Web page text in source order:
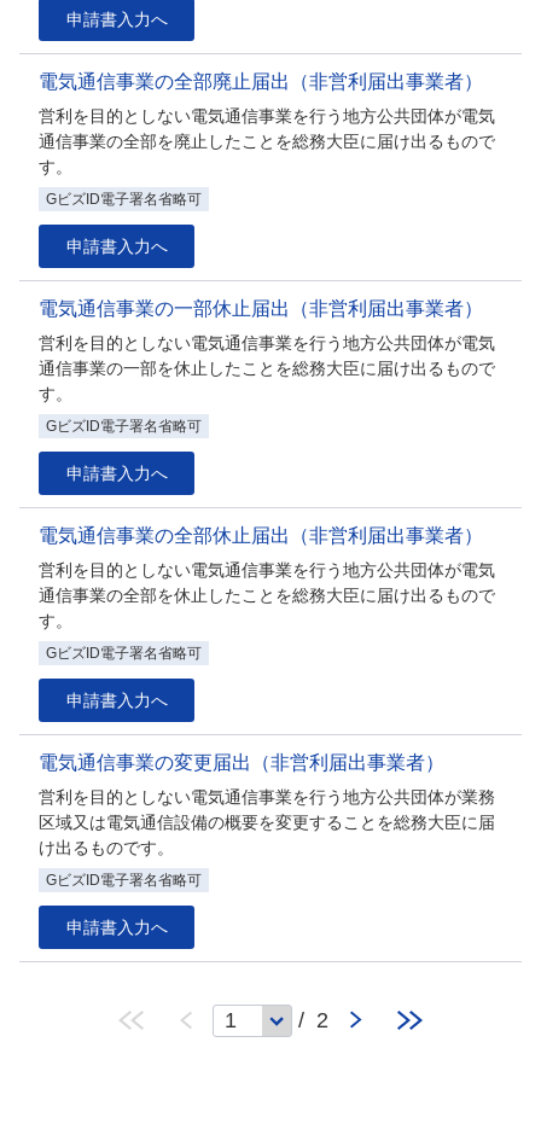
申請書入力へ
電気通信事業の全部廃止届出（非営利届出事業者）
営利を目的としない電気通信事業を行う地方公共団体が電気
通信事業の全部を廃止したことを総務大臣に届け出るもので
す。
GビズID電子署名省略可
申請書入力へ
電気通信事業の一部休止届出（非営利届出事業者）
営利を目的としない電気通信事業を行う地方公共団体が電気
通信事業の一部を休止したことを総務大臣に届け出るもので
す。
GビズID電子署名省略可
申請書入力へ
電気通信事業の全部休止届出（非営利届出事業者）
営利を目的としない電気通信事業を行う地方公共団体が電気
通信事業の全部を休止したことを総務大臣に届け出るもので
す。
GビズID電子署名省略可
申請書入力へ
電気通信事業の変更届出（非営利届出事業者）
営利を目的としない電気通信事業を行う地方公共団体が業務
区域又は電気通信設備の概要を変更することを総務大臣に届
け出るものです。
GビズID電子署名省略可
申請書入力へ
/ 2